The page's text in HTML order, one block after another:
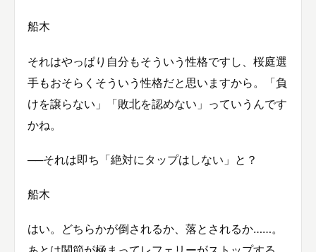
船木
それはやっぱり自分もそういう性格ですし、桜庭選
手もおそらくそういう性格だと思いますから。「負
けを譲らない」「敗北を認めない」っていうんです
かね。
──それは即ち「絶対にタップはしない」と？
船木
はい。どちらかが倒されるか、落とされるか……。